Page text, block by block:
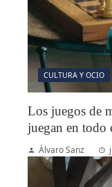
CULTURA Y OCIO
Los juegos de
juegan en todo
Álvaro Sanz